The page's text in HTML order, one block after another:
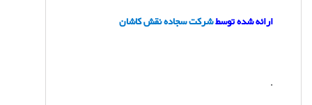
ارائه شده توسطشرکت سجاده نقش کاشان
.